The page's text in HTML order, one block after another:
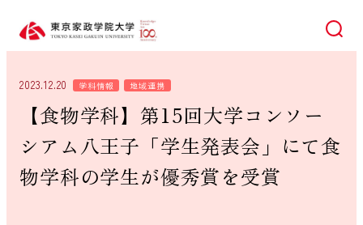
検索
2023.12.20 学科情報 地域連携
【食物学科】第15回大学コンソー
シアム八王子「学生発表会」にて食
物学科の学生が優秀賞を受賞